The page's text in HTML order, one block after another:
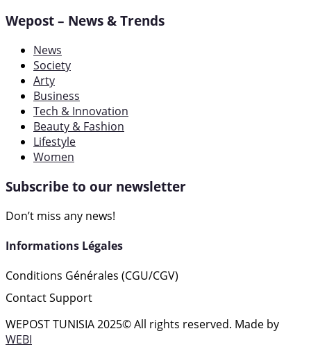
Wepost – News & Trends
News
Society
Arty
Business
Tech & Innovation
Beauty & Fashion
Lifestyle
Women
Subscribe to our newsletter
Don’t miss any news!
Informations Légales
Conditions Générales (CGU/CGV)
Contact Support
WEPOST TUNISIA 2025© All rights reserved. Made by
WEBI